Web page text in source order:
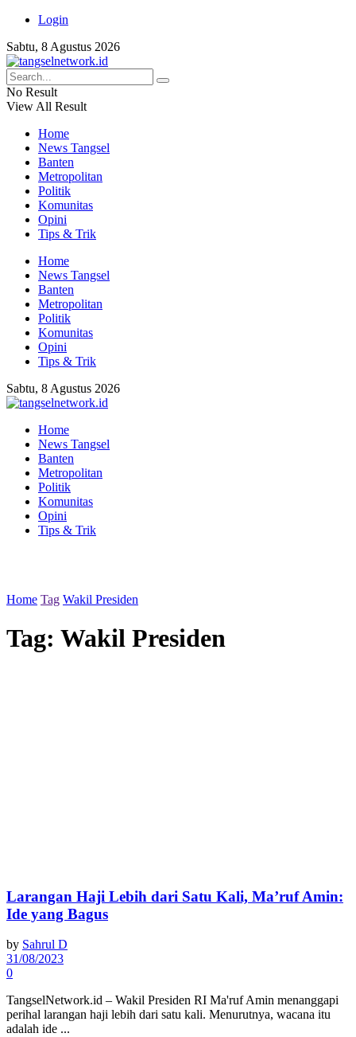
Login
Sabtu, 8 Agustus 2026
No Result
View All Result
Home
News Tangsel
Banten
Metropolitan
Politik
Komunitas
Opini
Tips & Trik
Home
News Tangsel
Banten
Metropolitan
Politik
Komunitas
Opini
Tips & Trik
Sabtu, 8 Agustus 2026
Home
News Tangsel
Banten
Metropolitan
Politik
Komunitas
Opini
Tips & Trik
Home Tag Wakil Presiden
Tag: Wakil Presiden
Larangan Haji Lebih dari Satu Kali, Ma’ruf Amin:
Ide yang Bagus
by Sahrul D
31/08/2023
0
TangselNetwork.id – Wakil Presiden RI Ma'ruf Amin menanggapi
perihal larangan haji lebih dari satu kali. Menurutnya, wacana itu
adalah ide ...